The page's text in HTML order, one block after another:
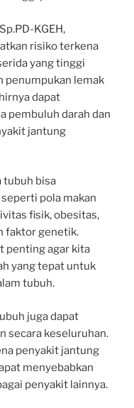
KGEH,
risiko terkena
yang tinggi
penumpukan lemak
dapat
pembuluh darah dan
jantung
tubuh bisa
pola makan
fisik, obesitas,
faktor genetik.
penting agar kita
yang tepat untuk
tubuh.
juga dapat
secara keseluruhan.
penyakit jantung
menyebabkan
penyakit lainnya.